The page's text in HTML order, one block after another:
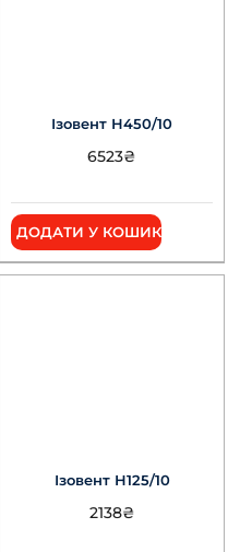
Ізовент Н450/10
6523₴
ДОДАТИ У КОШИК
Ізовент Н125/10
2138₴